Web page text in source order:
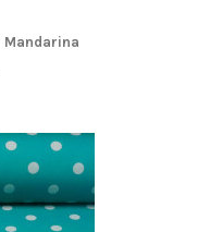
Mandarina